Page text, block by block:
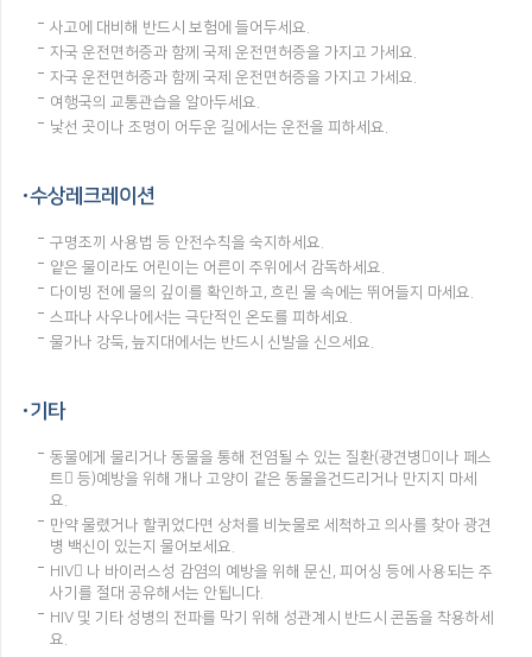
사고에 대비해 반드시 보험에 들어두세요.
자국 운전면허증과 함께 국제 운전면허증을 가지고 가세요.
자국 운전면허증과 함께 국제 운전면허증을 가지고 가세요.
여행국의 교통관습을 알아두세요.
낯선 곳이나 조명이 어두운 길에서는 운전을 피하세요.
수상레크레이션
구명조끼 사용법 등 안전수칙을 숙지하세요.
얕은 물이라도 어린이는 어른이 주위에서 감독하세요.
다이빙 전에 물의 깊이를 확인하고, 흐린 물 속에는 뛰어들지 마세요.
스파나 사우나에서는 극단적인 온도를 피하세요.
물가나 강둑, 늪지대에서는 반드시 신발을 신으세요.
기타
동물에게 물리거나 동물을 통해 전염될 수 있는 질환(광견병이나 페스
트 등)예방을 위해 개나 고양이 같은 동물을건드리거나 만지지 마세
요.
만약 물렸거나 할퀴었다면 상처를 비눗물로 세척하고 의사를 찾아 광견
병 백신이 있는지 물어보세요.
HIV 나 바이러스성 감염의 예방을 위해 문신, 피어싱 등에 사용되는 주
사기를 절대 공유해서는 안됩니다.
HIV 및 기타 성병의 전파를 막기 위해 성관계시 반드시 콘돔을 착용하세
요.